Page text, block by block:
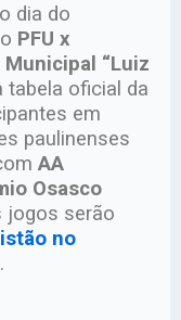
dia do
PFU x
Municipal “Luiz
tabela oficial da
em
paulinenses
AA
Osasco
jogos serão
no